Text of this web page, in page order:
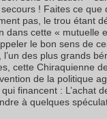
! Faites ce que
pas, le trou étant
dans cette « mutuelle
le bon sens de
des plus grands
cette Chiraquienne
de la politique
financent : L’achat
à quelques